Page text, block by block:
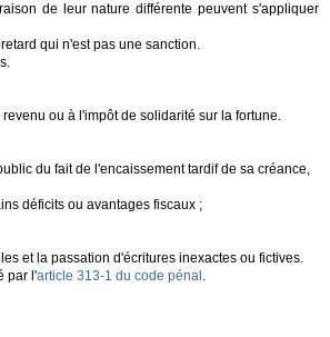
de leur nature différente peuvent s'appliquer
qui n'est pas une sanction.
ou à l'impôt de solidarité sur la fortune.
du fait de l'encaissement tardif de sa créance,
déficits ou avantages fiscaux ;
et la passation d'écritures inexactes ou fictives.
par l'article 313-1 du code pénal .